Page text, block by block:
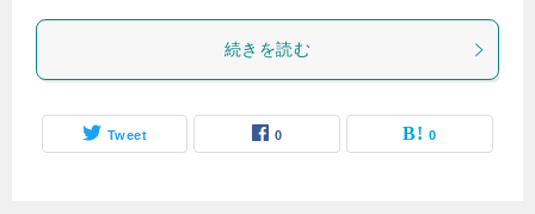
続きを読む
Tweet 0 0